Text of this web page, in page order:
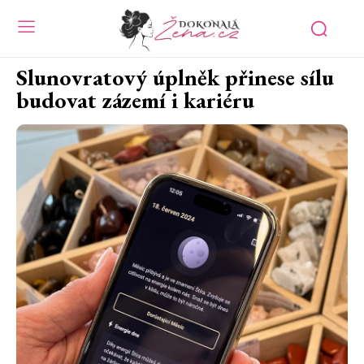
Slunovratový úplněk přinese sílu
budovat zázemí i kariéru